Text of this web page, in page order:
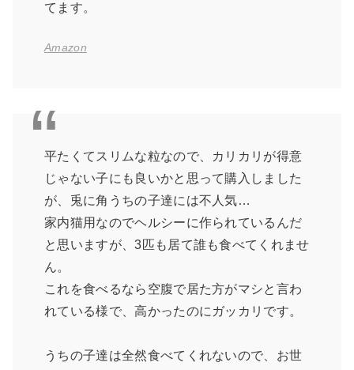
てます。
Amazon
平たくてスリムな粒なので、カリカリが得意
じゃない子にも良いかと思って購入しました
が、兎に角うちの子達には不人気…
家内猫用なのでヘルシーに作られているんだ
と思いますが、3匹も居て誰も食べてくれませ
ん。
これを食べるなら空腹で居た方がマシと言わ
れている様で、高かったのにガッカリです。
うちの子達は全然食べてくれないので、お世